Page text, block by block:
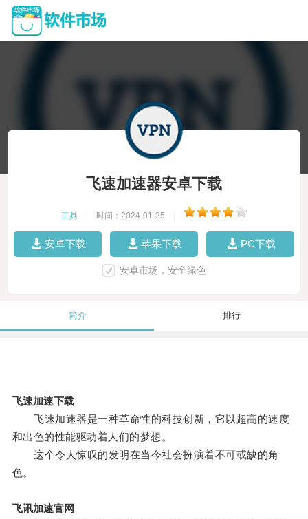
飞速加速器安卓下载
工具 时间：2024-01-25
安卓下载 苹果下载 PC下载
安卓市场，安全绿色
简介 排行
飞速加速下载
飞速加速器是一种革命性的科技创新，它以超高的速度
和出色的性能驱动着人们的梦想。
这个令人惊叹的发明在当今社会扮演着不可或缺的角
色。
飞讯加速官网